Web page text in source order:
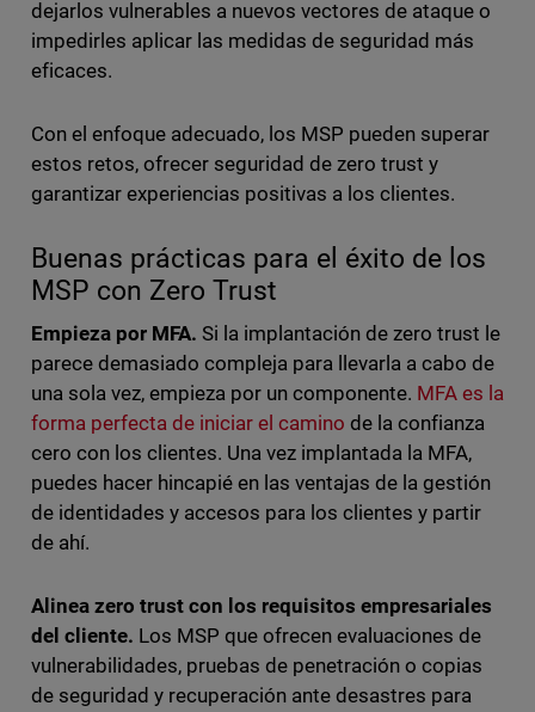
dejarlos vulnerables a nuevos vectores de ataque o
impedirles aplicar las medidas de seguridad más
eficaces.
Con el enfoque adecuado, los MSP pueden superar
estos retos, ofrecer seguridad de zero trust y
garantizar experiencias positivas a los clientes.
Buenas prácticas para el éxito de los
MSP con Zero Trust
Empieza por MFA. Si la implantación de zero trust le
parece demasiado compleja para llevarla a cabo de
una sola vez, empieza por un componente. MFA es la
forma perfecta de iniciar el camino de la confianza
cero con los clientes. Una vez implantada la MFA,
puedes hacer hincapié en las ventajas de la gestión
de identidades y accesos para los clientes y partir
de ahí.
Alinea zero trust con los requisitos empresariales
del cliente. Los MSP que ofrecen evaluaciones de
vulnerabilidades, pruebas de penetración o copias
de seguridad y recuperación ante desastres para